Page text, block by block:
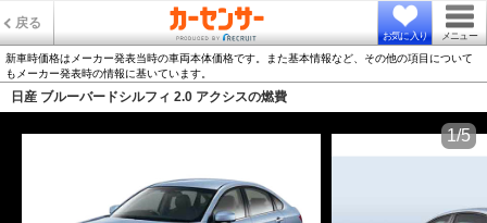
戻る
お気に入り メニュー
新車時価格はメーカー発表当時の車両本体価格です。また基本情報など、その他の項目について
もメーカー発表時の情報に基いています。
日産 ブルーバードシルフィ 2.0 アクシスの燃費
1/5